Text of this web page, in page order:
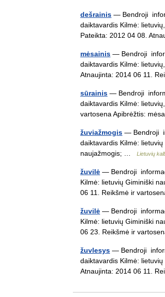
dešrainis — Bendroji
daiktavardis Kilmė:
Pateikta: 2012 04 08.
mėsainis — Bendroji
daiktavardis Kilmė:
Atnaujinta: 2014 06 11.
sūrainis — Bendroji
daiktavardis Kilmė:
vartosena Apibrėžtis:
žuviažmogis — Bendroji
daiktavardis Kilmė:
naujažmogis; …
Lietuvių
žuvilė — Bendroji
Kilmė: lietuvių Giminiški
06 11. Reikšmė ir
žuvilė — Bendroji
Kilmė: lietuvių Giminiški
06 23. Reikšmė ir
žuvlesys — Bendroji
daiktavardis Kilmė:
Atnaujinta: 2014 06 11.